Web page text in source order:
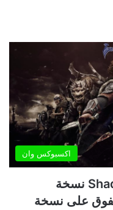
اكسبوكس وان
تقرير: لعبة Shadow of War نسخة
على نسخة